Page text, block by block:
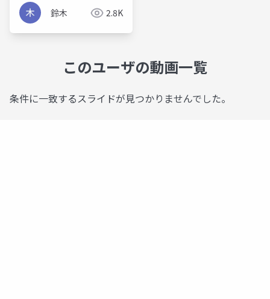
鈴木 2.8K
このユーザの動画一覧
条件に一致するスライドが見つかりませんでした。